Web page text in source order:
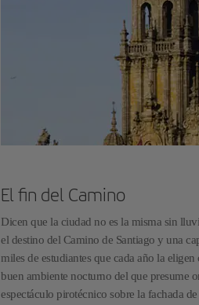
El fin del Camino
Dicen que la ciudad no es la misma sin
el destino del Camino de Santiago y una
miles de estudiantes que cada año la
buen ambiente nocturno del que presume
espectáculo pirotécnico sobre la fachada